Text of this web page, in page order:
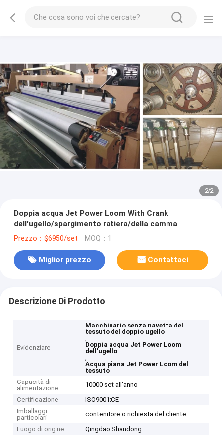
2/2
Doppia acqua Jet Power Loom With Crank
dell'ugello/spargimento ratiera/della camma
Prezzo：$6950/set MOQ：1
Miglior prezzo Contattaci
Descrizione Di Prodotto
Evidenziare
Macchinario senza navetta del
tessuto del doppio ugello
,
Doppia acqua Jet Power Loom
dell'ugello
,
Acqua piana Jet Power Loom del
tessuto
Capacità di
alimentazione
10000 set all'anno
Certificazione
ISO9001;CE
Imballaggi
particolari
contenitore o richiesta del cliente
Luogo di origine
Qingdao Shandong